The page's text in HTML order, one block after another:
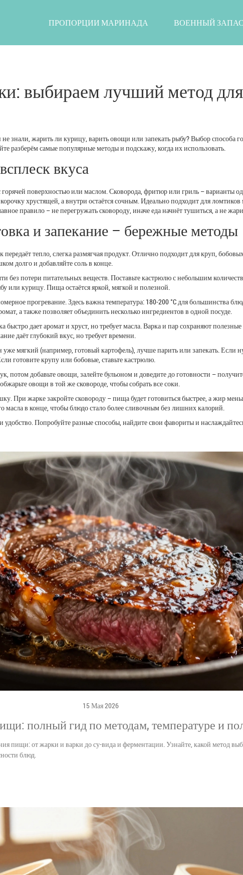
ПРОПОРЦИИ МАРИНАДА ВОЕННЫЙ ЗАПАС
выбираем лучший метод
знали, жарить ли курицу, варить овощи или запекать рыбу? Выбор способа
разберём самые популярные методы и подскажу, когда их использовать.
вкуса
поверхностью или маслом. Сковорода, фритюр или гриль – варианты
хрустящей, а внутри остаётся сочным. Идеально подходит для
правило – не перегружать сковороду, иначе еда начнёт тушиться, а не
и запекание – бережные методы
тепло, слегка размягчая продукт. Отлично подходит для круп,
долго и добавляйте соль в конце.
без потери питательных веществ. Поставьте кастрюлю с небольшим
или курицу. Пища остаётся яркой, мягкой и полезной.
прогревание. Здесь важна температура: 180‑200 °C для большинства
а также позволяет объединить несколько ингредиентов в одной посуде.
дает аромат и хруст, но требует масла. Варка и пар сохраняют полезные
даёт глубокий вкус, но требует времени.
уже мягкий (например, готовый картофель), лучше парить или запекать.
готовите крупу или бобовые, ставьте кастрюлю.
потом добавьте овощи, залейте бульоном и доведите до готовности –
овощи в той же сковороде, чтобы собрать все соки.
При жарке закройте сковороду – пища будет готовиться быстрее, а жир
масла в конце, чтобы блюдо стало более сливочным без лишних калорий.
Попробуйте разные способы, найдите свои фавориты и
15 Мая 2026
полный гид по методам, температуре и
пищи: от жарки и варки до су-вида и ферментации. Узнайте, какой метод
блюд.